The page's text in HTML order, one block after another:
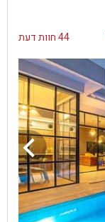
44 חוות דעת